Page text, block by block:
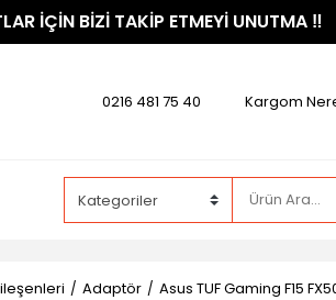
İÇİN BİZİ TAKİP ETMEYİ UNUTMA ​‼️​
0216 481 75 40 Kargom
Adaptör Asus TUF Gaming F15